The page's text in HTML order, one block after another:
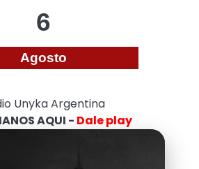
6
Agosto
Unyka Argentina
AQUI - Dale play